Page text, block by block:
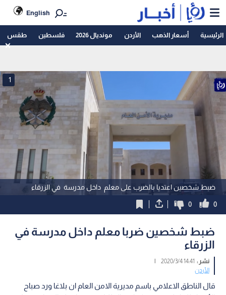
English
الرئيسية أسعار الذهب الأردن مونديال 2026 فلسطين طقس
ضبط شخصين اعتديا بالضرب على معلم داخل مدرسة في الزرقاء
1
0
0
ضبط شخصين ضربا معلم داخل مدرسة في
الزرقاء
نشر : 14:41 2020/3/4
|
الأردن
قال الناطق الاعلامي باسم مديرية الامن العام ان بلاغا ورد صباح